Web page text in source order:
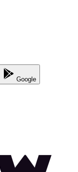
Google